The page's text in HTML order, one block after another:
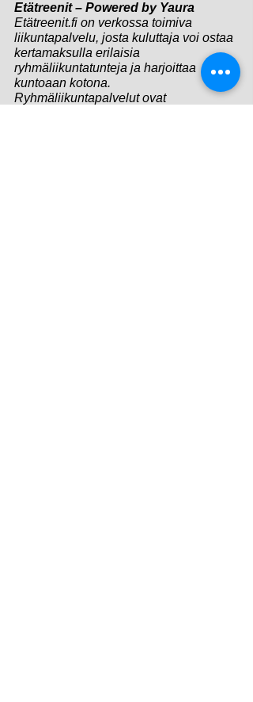
Etätreenit – Powered by Yaura
Etätreenit.fi on verkossa toimiva
liikuntapalvelu, josta kuluttaja voi ostaa
kertamaksulla erilaisia
ryhmäliikuntatunteja ja harjoittaa
kuntoaan kotona.
Ryhmäliikuntapalvelut ovat